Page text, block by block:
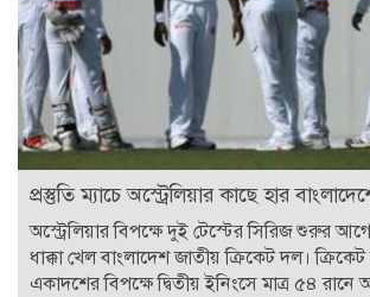
প্রস্তুতি ম্যাচে অস্ট্রেলিয়ার কাছে হার
অস্ট্রেলিয়ার বিপক্ষে দুই টেস্টের সিরিজ শুরুর আগে
ধাক্কা খেল বাংলাদেশ জাতীয় ক্রিকেট দল। ক্রিকেট
একাদশের বিপক্ষে দ্বিতীয় ইনিংসে মাত্র ৫৪